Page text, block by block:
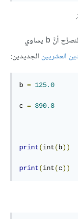
.
أنَّ b يساوي
العشريين الجديدين:
b = 125.0
c = 390.8
print(int(b))
print(int(c))